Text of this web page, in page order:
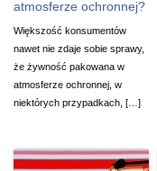
atmosferze ochronnej?
Większość konsumentów
nawet nie zdaje sobie sprawy,
że żywność pakowana w
atmosferze ochronnej, w
niektórych przypadkach, […]